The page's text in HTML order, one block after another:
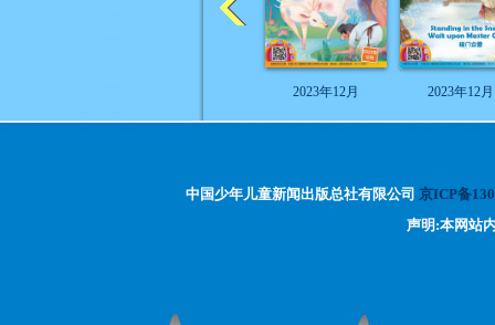
2023年12月 2023年12月
中国少年儿童新闻出版总社有限公司 京ICP备
声明:本网站